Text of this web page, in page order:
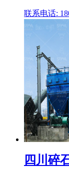
联系电话:
四川碎